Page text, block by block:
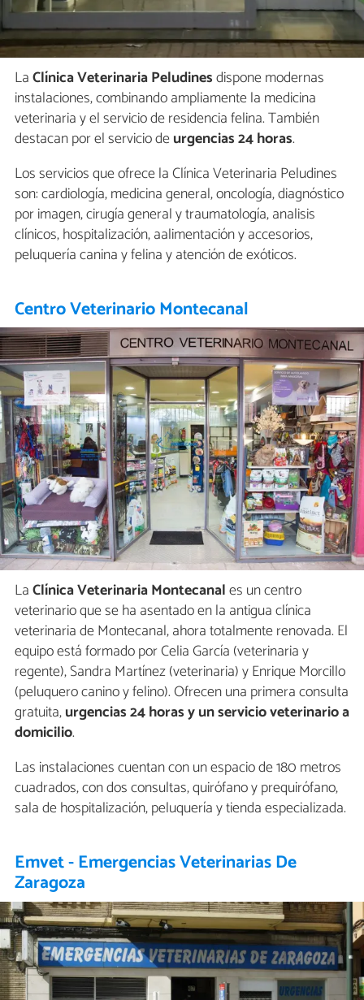
LaClínica Veterinaria Peludinesdispone modernas
instalaciones, combinando ampliamente la medicina
veterinaria y el servicio de residencia felina. También
destacan por el servicio deurgencias 24 horas.
Los servicios que ofrece la Clínica Veterinaria Peludines
son: cardiología, medicina general, oncología, diagnóstico
por imagen, cirugía general y traumatología, analisis
clínicos, hospitalización, aalimentación y accesorios,
peluquería canina y felina y atención de exóticos.
Centro Veterinario Montecanal
LaClínica Veterinaria Montecanales un centro
veterinario que se ha asentado en la antigua clínica
veterinaria de Montecanal, ahora totalmente renovada. El
equipo está formado por Celia García (veterinaria y
regente), Sandra Martínez (veterinaria) y Enrique Morcillo
(peluquero canino y felino). Ofrecen una primera consulta
gratuita,urgencias 24 horas y un servicio veterinario a
domicilio.
Las instalaciones cuentan con un espacio de 180 metros
cuadrados, con dos consultas, quirófano y prequirófano,
sala de hospitalización, peluquería y tienda especializada.
Emvet - Emergencias Veterinarias De
Zaragoza